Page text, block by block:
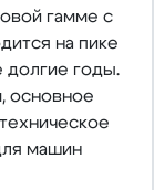
гамме с
на пике
долгие годы.
основное
машин